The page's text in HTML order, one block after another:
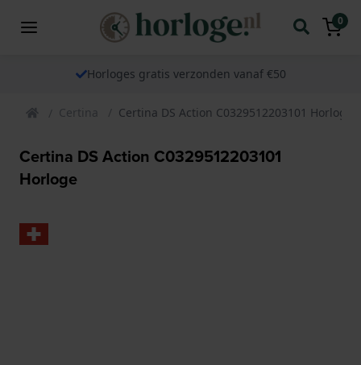
0
Horloges gratis verzonden vanaf €50
Certina Certina DS Action C0329512203101 Horloge
Certina DS Action C0329512203101
Horloge